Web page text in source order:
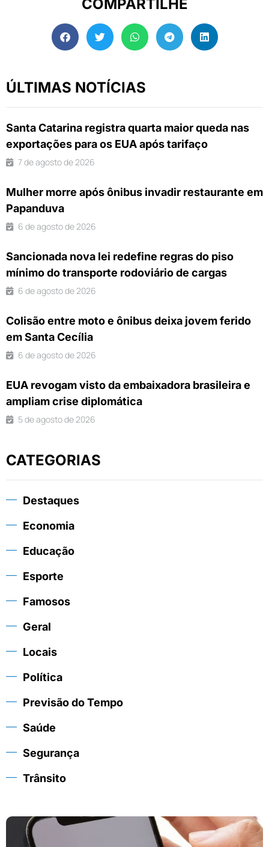
COMPARTILHE
ÚLTIMAS NOTÍCIAS
Santa Catarina registra quarta maior queda nas
exportações para os EUA após tarifaço
7 de agosto de 2026
Mulher morre após ônibus invadir restaurante em
Papanduva
6 de agosto de 2026
Sancionada nova lei redefine regras do piso
mínimo do transporte rodoviário de cargas
6 de agosto de 2026
Colisão entre moto e ônibus deixa jovem ferido
em Santa Cecília
6 de agosto de 2026
EUA revogam visto da embaixadora brasileira e
ampliam crise diplomática
5 de agosto de 2026
CATEGORIAS
Destaques
Economia
Educação
Esporte
Famosos
Geral
Locais
Política
Previsão do Tempo
Saúde
Segurança
Trânsito